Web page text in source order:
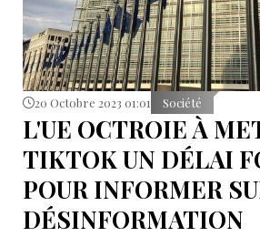
20 Octobre 2023 01:01 Société
L'UE OCTROIE À
TIKTOK UN DÉLAI
POUR INFORMER
DÉSINFORMATION